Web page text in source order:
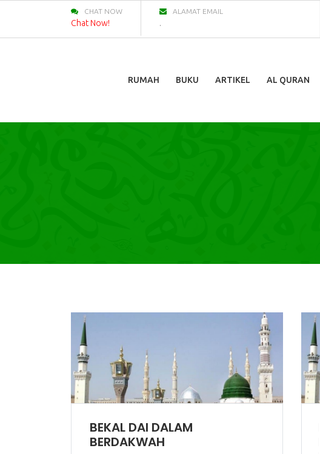
CHAT NOW
Chat Now!
ALAMAT EMAIL
.
RUMAH BUKU ARTIKEL AL QURAN
BEKAL DAI DALAM
BERDAKWAH